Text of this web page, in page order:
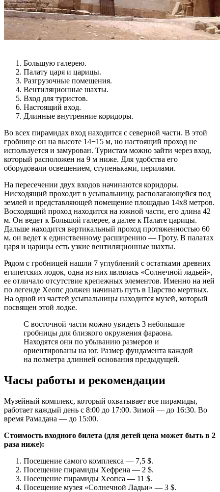
Большую галерею.
Палату царя и царицы.
Разгрузочные помещения.
Вентиляционные шахты.
Вход для туристов.
Настоящий вход.
Длинные внутренние коридоры.
Во всех пирамидах вход находится с северной части. В этой
гробнице он на высоте 14−15 м, но настоящий проход не
используется и замурован. Туристам можно зайти через вход,
который расположен на 9 м ниже. Для удобства его
оборудовали освещением, ступеньками, перилами.
На пересечении двух входов начинаются коридоры.
Нисходящий проходит в усыпальницу, располагающейся под
землей и представляющей помещение площадью 14х8 метров.
Восходящий проход находится на южной части, его длина 42
м. Он ведет к Большой галерее, а далее к Палате царицы.
Дальше находится вертикальный проход протяженностью 60
м, он ведет к единственному расширению — Гроту. В палатах
царя и царицы есть узкие вентиляционные шахты.
Рядом с гробницей нашли 7 углублений с остатками древних
египетских лодок, одна из них являлась «Солнечной ладьей»,
ее отличало отсутствие крепежных элементов. Именно на ней
по легенде Хеопс должен начинать путь в Царство мертвых.
На одной из частей усыпальницы находится музей, который
посвящен этой лодке.
С восточной части можно увидеть 3 небольшие
гробницы для близкого окружения фараона.
Находятся они по убыванию размеров и
ориентированы на юг. Размер фундамента каждой
на полметра длинней основания предыдущей.
Часы работы и рекомендации
Музейный комплекс, который охватывает все пирамиды,
работает каждый день с 8:00 до 17:00. Зимой — до 16:30. Во
время Рамадана — до 15:00.
Стоимость входного билета (для детей цена может быть в 2
раза ниже):
Посещение самого комплекса — 7,5 $.
Посещение пирамиды Хефрена — 2 $.
Посещение пирамиды Хеопса — 11 $.
Посещение музея «Солнечной Ладьи» — 3 $.